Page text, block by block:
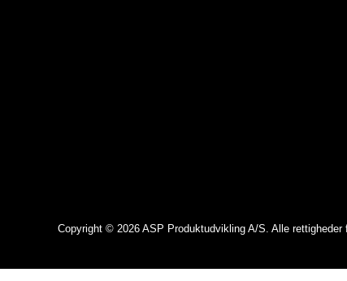
Copyright © 2026 ASP Produktudvikling A/S. Alle rettigheder